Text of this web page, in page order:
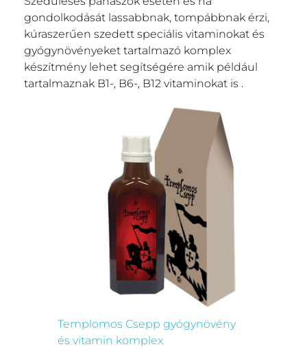
gondolkodását lassabbnak, tompábbnak érzi,
kúraszerűen szedett speciális vitaminokat és
gyógynövényeket tartalmazó komplex
készítmény lehet segítségére amik például
tartalmaznak B1-, B6-, B12 vitaminokat is .
Templomos Csepp gyógynövény
és vitamin komplex